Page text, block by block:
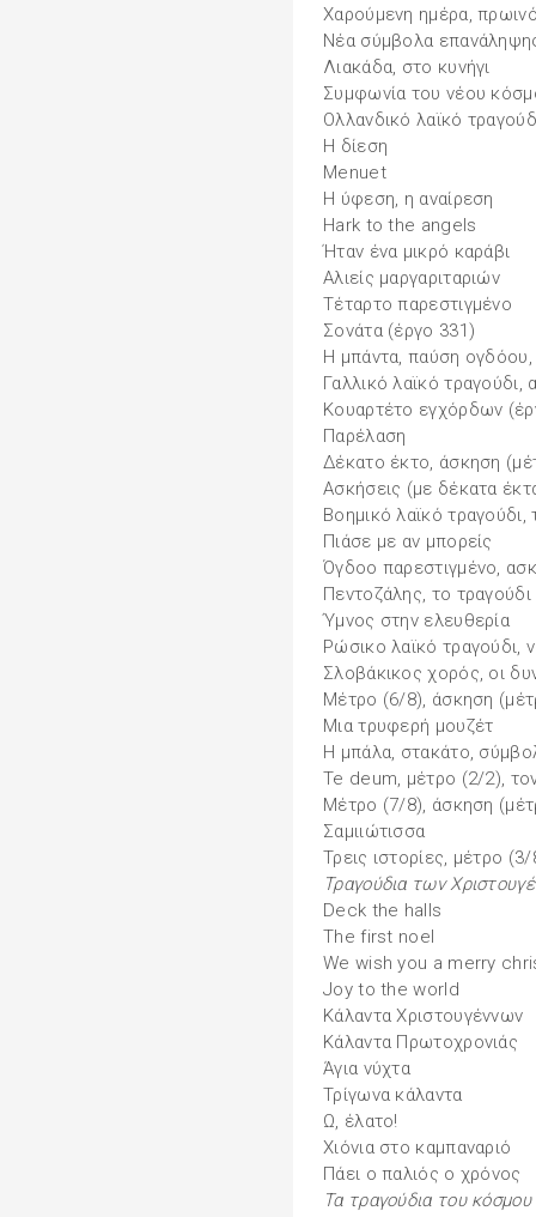
Χαρούμενη ημέρα,
Νέα σύμβολα
Λιακάδα, στο κυνήγι
Συμφωνία του νέου
Ολλανδικό λαϊκό
Η δίεση
Menuet
Η ύφεση, η αναίρεση
Hark to the angels
Ήταν ένα μικρό καράβι
Αλιείς μαργαριταριών
Τέταρτο παρεστιγμένο
Σονάτα (έργο 331)
Η μπάντα, παύση
Γαλλικό λαϊκό
Κουαρτέτο εγχόρδων
Παρέλαση
Δέκατο έκτο, άσκηση
Ασκήσεις (με δέκατα
Βοημικό λαϊκό τραγούδι,
Πιάσε με αν μπορείς
Όγδοο παρεστιγμένο,
Πεντοζάλης, το
Ύμνος στην ελευθερία
Ρώσικο λαϊκό
Σλοβάκικος χορός, οι
Μέτρο (6/8), άσκηση
Μια τρυφερή μουζέτ
Η μπάλα, στακάτο,
Te deum, μέτρο (2/2),
Μέτρο (7/8), άσκηση
Σαμιιώτισσα
Τρεις ιστορίες, μέτρο
Τραγούδια των
Deck the halls
The first noel
We wish you a merry
Joy to the world
Κάλαντα Χριστουγέννων
Κάλαντα Πρωτοχρονιάς
Άγια νύχτα
Τρίγωνα κάλαντα
Ω, έλατο!
Χιόνια στο καμπαναριό
Πάει ο παλιός ο χρόνος
Τα τραγούδια του κόσμου